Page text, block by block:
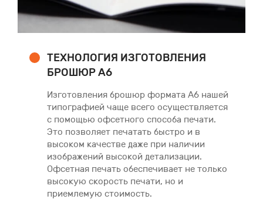
ТЕХНОЛОГИЯ ИЗГОТОВЛЕНИЯ
БРОШЮР А6
Изготовления брошюр формата А6 нашей
типографией чаще всего осуществляется
с помощью офсетного способа печати.
Это позволяет печатать быстро и в
высоком качестве даже при наличии
изображений высокой детализации.
Офсетная печать обеспечивает не только
высокую скорость печати, но и
приемлемую стоимость.